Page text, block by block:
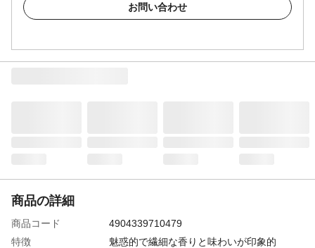
お問い合わせ
商品の詳細
商品コード
4904339710479
特徴
魅惑的で繊細な香りと味わいが印象的